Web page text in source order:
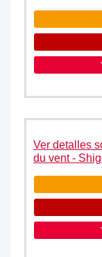
Ver detalles
du vent -